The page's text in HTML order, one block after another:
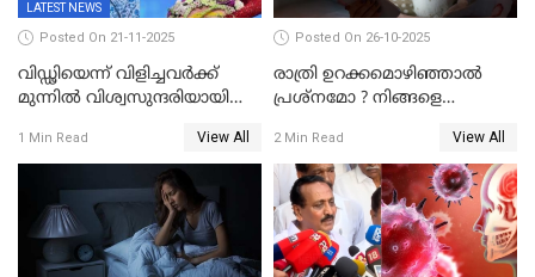
LATEST NEWS
Posted On 21-11-2025
വിഡ്ഢിയെന്ന് വിളിച്ചവര്‍ക്ക്
മുന്നില്‍ വിശ്വസുന്ദരിയായി
എഡിഎച്ച്ഡിയെയും തോല്പിച്ച്
44കോടിയുടെ കിരീടം
1 Min Read View All
Posted On 26-10-2025
രാത്രി ഉറക്കമൊഴിഞ്ഞാൽ
പ്രശ്നമോ ? നിങ്ങളെ
2 Min Read View All